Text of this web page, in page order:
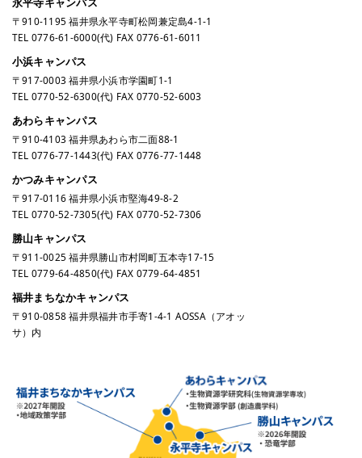
〒910-1195 福井県永平寺町松岡兼定島4-1-1
TEL 0776-61-6000(代) FAX 0776-61-6011
小浜キャンパス
〒917-0003 福井県小浜市学園町1-1
TEL 0770-52-6300(代) FAX 0770-52-6003
あわらキャンパス
〒910-4103 福井県あわら市二面88-1
TEL 0776-77-1443(代) FAX 0776-77-1448
かつみキャンパス
〒917-0116 福井県小浜市堅海49-8-2
TEL 0770-52-7305(代) FAX 0770-52-7306
勝山キャンパス
〒911-0025 福井県勝山市村岡町五本寺17-15
TEL 0779-64-4850(代) FAX 0779-64-4851
福井まちなかキャンパス
〒910-0858 福井県福井市手寄1-4-1 AOSSA（アオッ
サ）内